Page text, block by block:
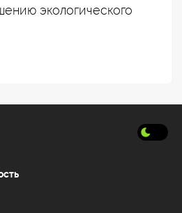
экологического